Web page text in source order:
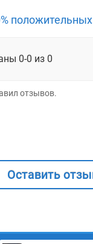
положительных
0-0 из 0
отзывов.
Оставить